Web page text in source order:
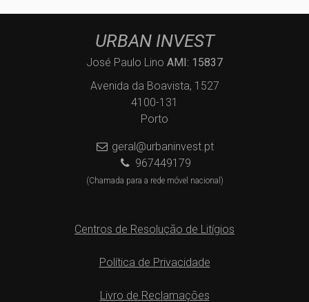
URBAN INVEST
José Paulo Lino AMI: 15837
Avenida da Boavista, 1527
4100-131
Porto
geral@urbaninvest.pt
967449179
(Chamada para a rede móvel nacional)
Centros de Resolução de Litígios
Política de Privacidade
Livro de Reclamações